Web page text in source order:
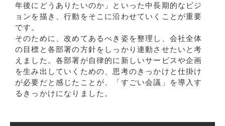
年後にどうありたいのか」といった中長期的なビジ
ョンを描き、行動をそこに沿わせていくことが重要
です。
そのために、改めてあるべき姿を整理し、会社全体
の目標と各部署の方針をしっかり連動させたいと考
えました。各部署が自律的に新しいサービスや企画
を生み出していくための、思考のきっかけと仕掛け
が必要だと感じたことが、「すごい会議」を導入す
るきっかけになりました。